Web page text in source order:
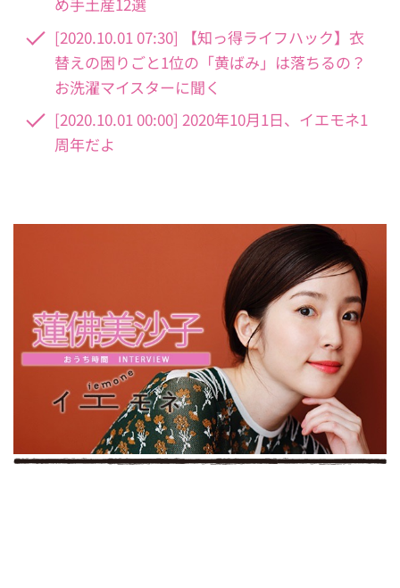
[2020.10.01 07:30] 【知っ得ライフハック】衣
替えの困りごと1位の「⻩ばみ」は落ちるの？
お洗濯マイスターに聞く
[2020.10.01 00:00] 2020年10月1日、イエモネ1
周年だよ